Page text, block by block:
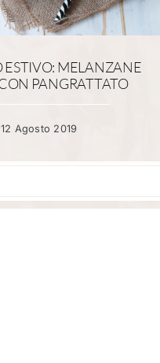
MELANZANE
PANGRATTATO
12 Agosto 2019